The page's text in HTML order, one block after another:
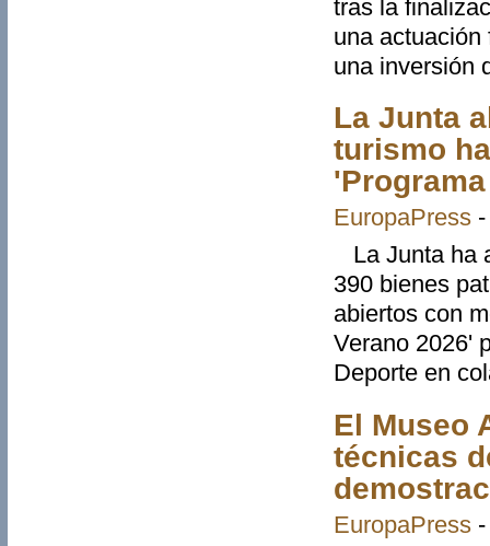
tras la
una
una inversión
La Junta
turismo
EuropaPress
La Junta ha
390 bienes
abiertos con
Verano 2026'
Deporte en
El Museo
técnicas
EuropaPress